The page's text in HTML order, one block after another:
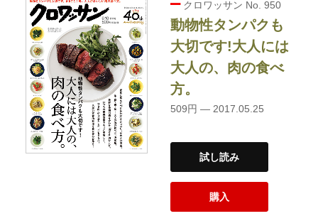
クロワッサン No. 950
動物性タンパクも
大切です!大人には
大人の、肉の食べ
方。
509円 — 2017.05.25
試し読み
購入